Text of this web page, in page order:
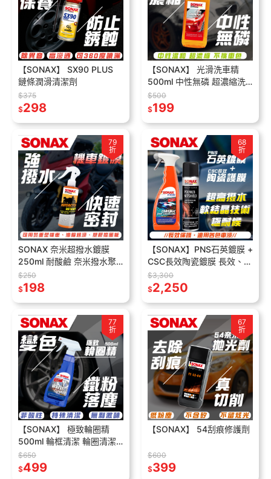
【SONAX】 SX90 PLUS
鏈條潤滑清潔劑
$375
$298
【SONAX】 光滑洗車精
500ml 中性無磷 超濃縮洗
車精 不傷鍍膜 自助洗車
DIY洗車
$500
$199
79
折
SONAX 奈米超撥水鍍膜
250ml 耐酸鹼 奈米撥水聚
合物 封體維護 機車鍍膜
250ml 輪框保養 德國進口
$250
$198
68
折
【SONAX】PNS石英鍍膜 +
CSC長效陶瓷鍍膜 長效、亮
麗、高撥水效果 長效保護
24個月以上
$3,300
$2,250
77
折
【SONAX】 極致輪圈精
500ml 輪框清潔 輪圈清潔
變色配方 鐵粉清潔 加強清
潔
$650
$499
67
折
【SONAX】 54刮痕修護劑
$600
$399